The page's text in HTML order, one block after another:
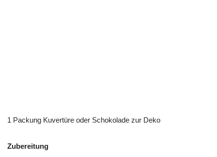
1 Packung Kuvertüre oder Schokolade zur Deko
Zubereitung